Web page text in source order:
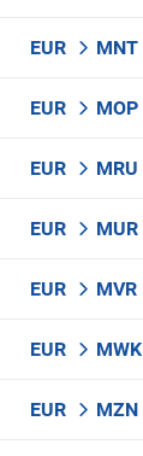
EUR MNT
EUR MOP
EUR MRU
EUR MUR
EUR MVR
EUR MWK
EUR MZN